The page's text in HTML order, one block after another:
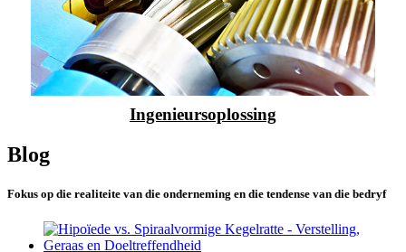
Ingenieursoplossing
Blog
Fokus op die realiteite van die onderneming en die tendense van die bedryf